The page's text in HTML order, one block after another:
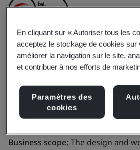
Toray Sakai
Dyeing
Ltd.
Business scope:The design and
En cliquant sur « Autoriser tous les
acceptez le stockage de cookies sur
améliorer la navigation sur le site,
et contribuer à nos efforts de
Paramètres des
cookies